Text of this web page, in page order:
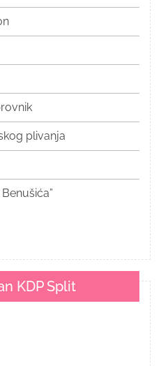
plivanja
KDP Split